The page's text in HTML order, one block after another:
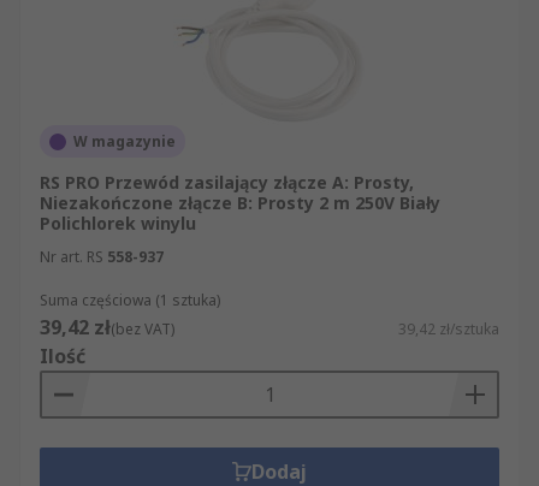
W magazynie
RS PRO Przewód zasilający złącze A: Prosty,
Niezakończone złącze B: Prosty 2 m 250V Biały
Polichlorek winylu
Nr art. RS 558-937
Suma częściowa (1 sztuka)
39,42 zł(bez VAT) 39,42 zł/sztuka
Ilość
Dodaj